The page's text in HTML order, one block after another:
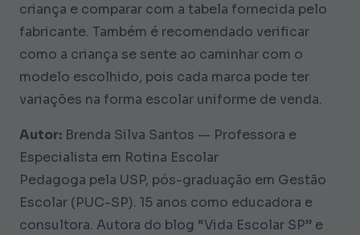
criança e comparar com a tabela fornecida pelo
fabricante. Também é recomendado verificar
como a criança se sente ao caminhar com o
modelo escolhido, pois cada marca pode ter
variações na forma escolar uniforme de venda.
Autor: Brenda Silva Santos — Professora e
Especialista em Rotina Escolar
Pedagoga pela USP, pós-graduação em Gestão
Escolar (PUC-SP). 15 anos como educadora e
consultora. Autora do blog “Vida Escolar SP” e